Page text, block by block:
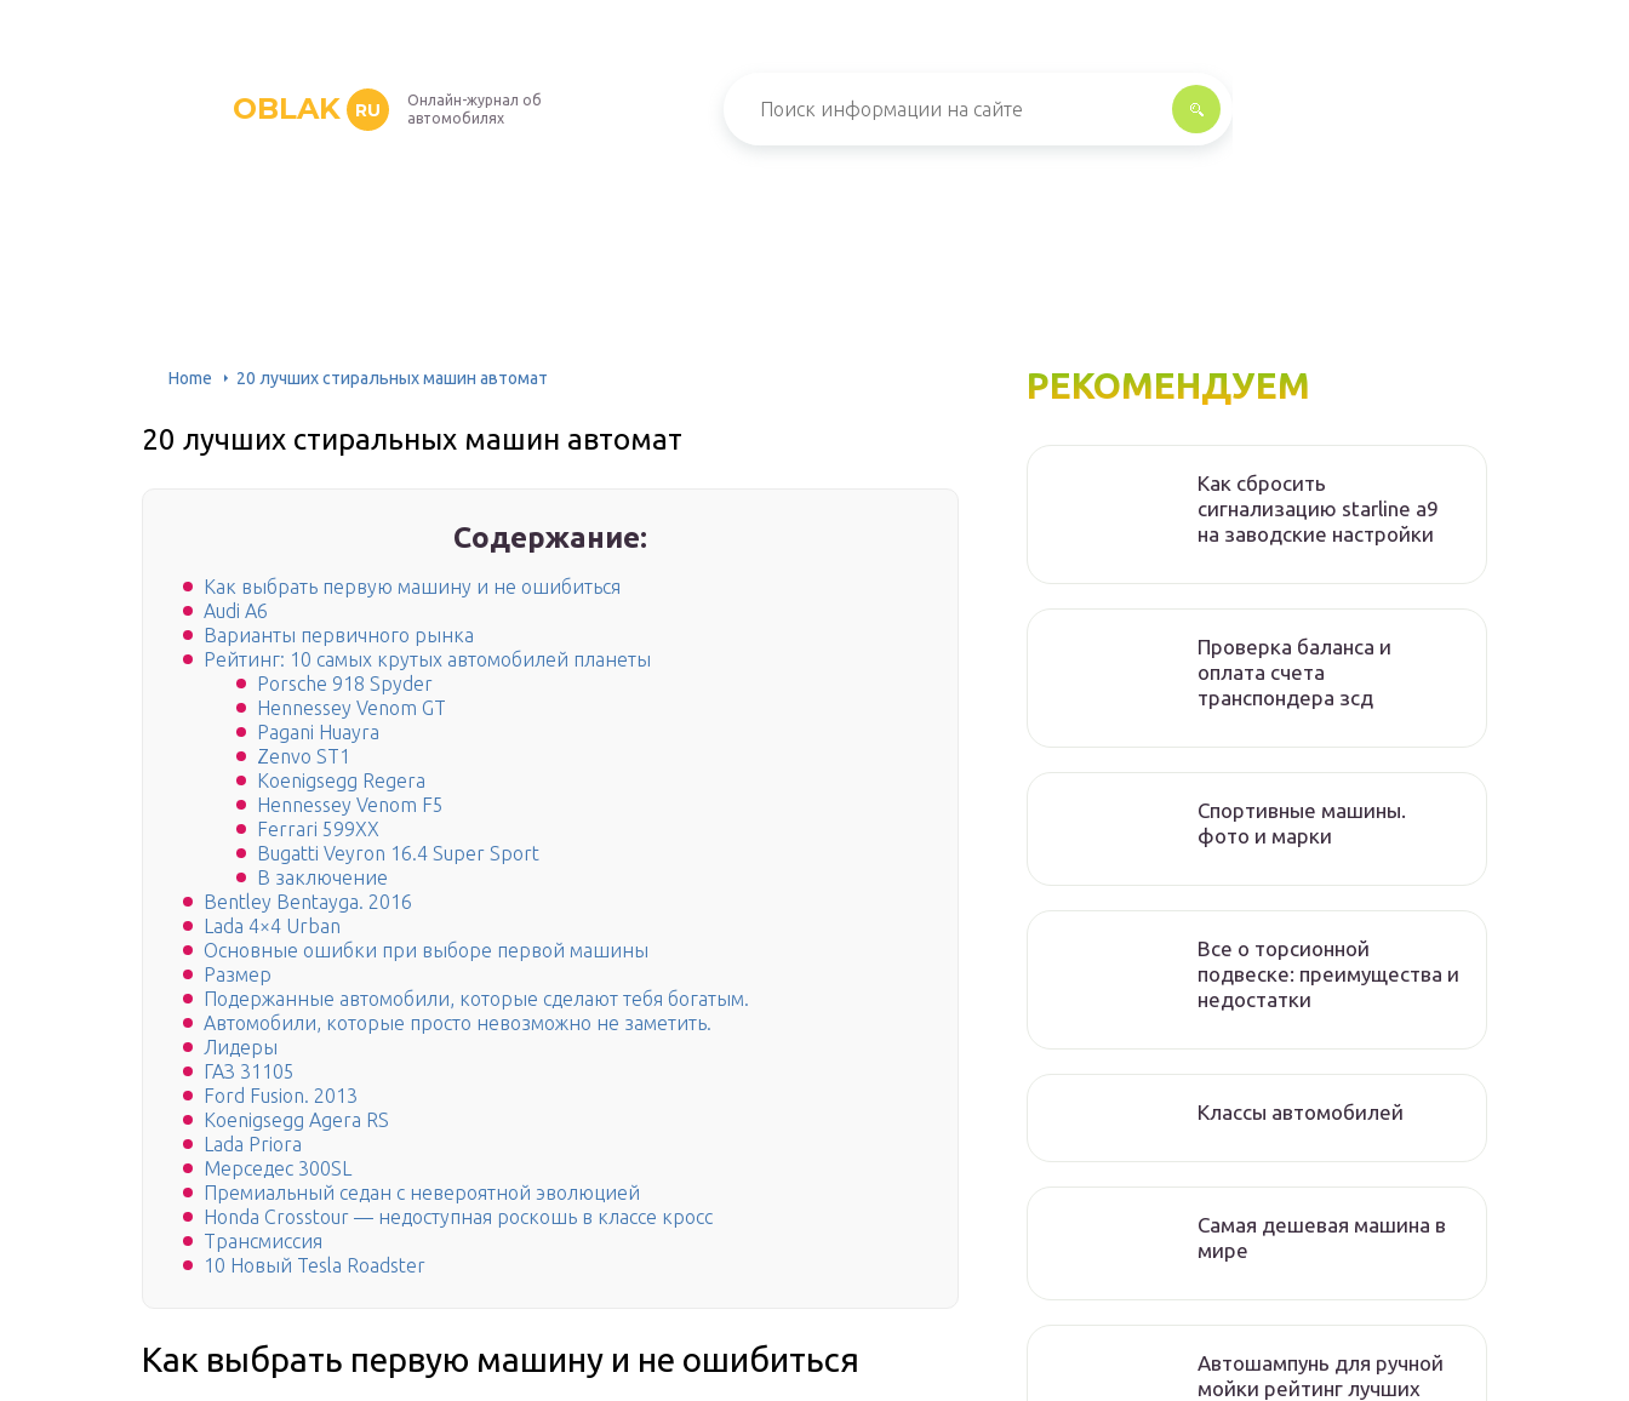
OBLAK RU
Онлайн-журнал об
автомобилях
Home 20 лучших стиральных машин автомат
20 лучших стиральных машин автомат
Содержание:
Как выбрать первую машину и не ошибиться
Audi A6
Варианты первичного рынка
Рейтинг: 10 самых крутых автомобилей планеты
Porsche 918 Spyder
Hennessey Venom GT
Pagani Huayra
Zenvo ST1
Koenigsegg Regera
Hennessey Venom F5
Ferrari 599XX
Bugatti Veyron 16.4 Super Sport
В заключение
Bentley Bentayga. 2016
Lada 4×4 Urban
Основные ошибки при выборе первой машины
Размер
Подержанные автомобили, которые сделают тебя богатым.
Автомобили, которые просто невозможно не заметить.
Лидеры
ГАЗ 31105
Ford Fusion. 2013
Koenigsegg Agera RS
Lada Priora
Мерседес 300SL
Премиальный седан с невероятной эволюцией
Honda Crosstour — недоступная роскошь в классе кросс
Трансмиссия
10 Новый Tesla Roadster
Как выбрать первую машину и не ошибиться
РЕКОМЕНДУЕМ
Как сбросить
сигнализацию starline а9
на заводские настройки
Проверка баланса и
оплата счета
транспондера зсд
Спортивные машины.
фото и марки
Все о торсионной
подвеске: преимущества и
недостатки
Классы автомобилей
Самая дешевая машина в
мире
Автошампунь для ручной
мойки рейтинг лучших